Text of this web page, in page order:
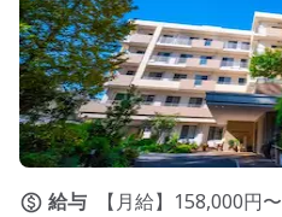
給与
【月給】158,000円〜